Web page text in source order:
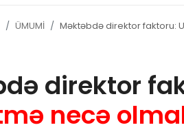
ÜMUMİ Məktəbdə direktor faktoru:
direktor
necə